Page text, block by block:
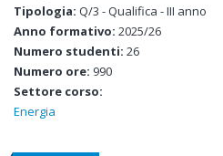
Tipologia: Q/3 - Qualifica - III anno
Anno formativo: 2025/26
Numero studenti: 26
Numero ore: 990
Settore corso:
Energia